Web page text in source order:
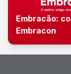
Embracão:
Embracon